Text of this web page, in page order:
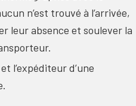
n’est trouvé à l’arrivée,
leur absence et soulever la
l’expéditeur d’une